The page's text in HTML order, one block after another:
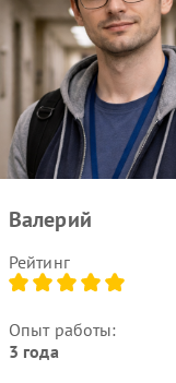
Валерий
Рейтинг
Опыт работы:
3 года